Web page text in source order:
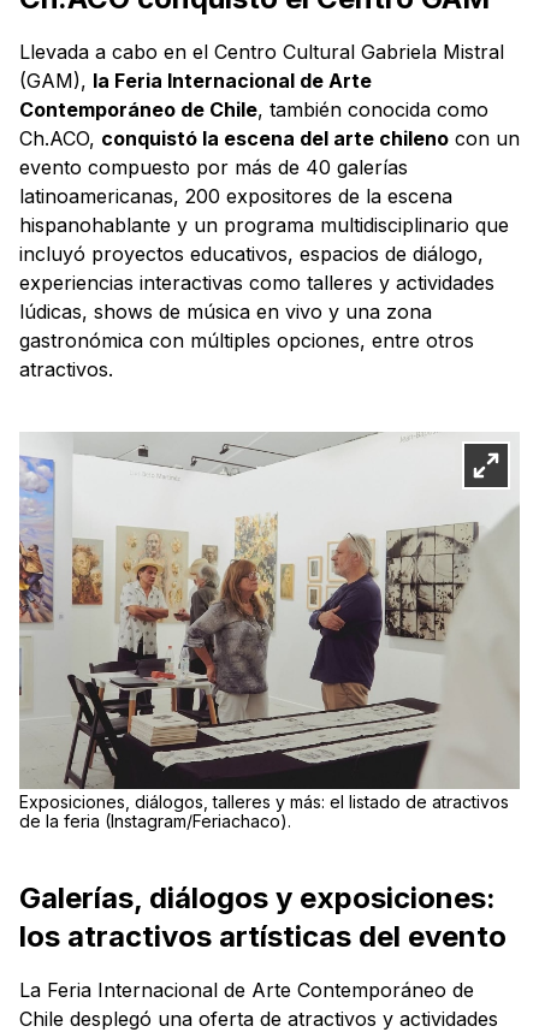
Llevada a cabo en el Centro Cultural Gabriela Mistral
(GAM), la Feria Internacional de Arte
Contemporáneo de Chile, también conocida como
Ch.ACO, conquistó la escena del arte chileno con un
evento compuesto por más de 40 galerías
latinoamericanas, 200 expositores de la escena
hispanohablante y un programa multidisciplinario que
incluyó proyectos educativos, espacios de diálogo,
experiencias interactivas como talleres y actividades
lúdicas, shows de música en vivo y una zona
gastronómica con múltiples opciones, entre otros
atractivos.
Exposiciones, diálogos, talleres y más: el listado de atractivos
de la feria (Instagram/Feriachaco).
Galerías, diálogos y exposiciones:
los atractivos artísticas del evento
La Feria Internacional de Arte Contemporáneo de
Chile desplegó una oferta de atractivos y actividades